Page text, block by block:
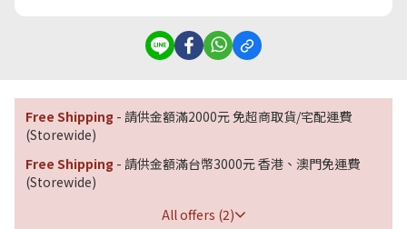
Free Shipping - 請供金額滿2000元 免超商取貨/宅配運費
(Storewide)
Free Shipping - 請供金額滿台幣3000元 香港、澳門免運費
(Storewide)
All offers (2)